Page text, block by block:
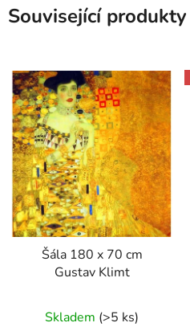
Související produkty
Šála 180 x 70 cm
Gustav Klimt
Skladem (>5 ks)